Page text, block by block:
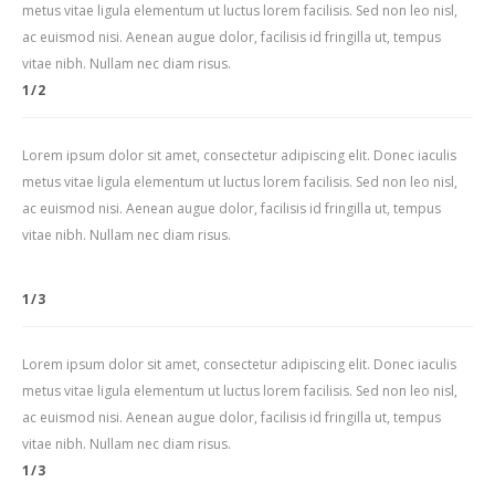
metus vitae ligula elementum ut luctus lorem facilisis. Sed non leo nisl,
ac euismod nisi. Aenean augue dolor, facilisis id fringilla ut, tempus
vitae nibh. Nullam nec diam risus.
1/2
Lorem ipsum dolor sit amet, consectetur adipiscing elit. Donec iaculis
metus vitae ligula elementum ut luctus lorem facilisis. Sed non leo nisl,
ac euismod nisi. Aenean augue dolor, facilisis id fringilla ut, tempus
vitae nibh. Nullam nec diam risus.
1/3
Lorem ipsum dolor sit amet, consectetur adipiscing elit. Donec iaculis
metus vitae ligula elementum ut luctus lorem facilisis. Sed non leo nisl,
ac euismod nisi. Aenean augue dolor, facilisis id fringilla ut, tempus
vitae nibh. Nullam nec diam risus.
1/3